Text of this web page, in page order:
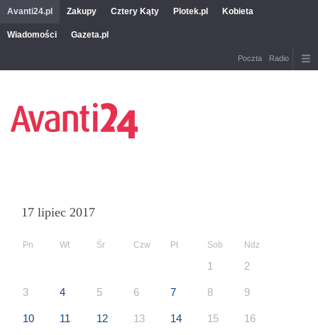
Avanti24.pl Zakupy Cztery Kąty Plotek.pl Kobieta
Wiadomości Gazeta.pl
Poczta Radio
17 lipiec 2017
Pn Wt Śr Czw Pt Sob Ndz
1 2
3 4 5 6 7 8 9
10 11 12 13 14 15 16